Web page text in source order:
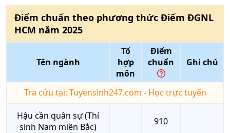
Điểm chuẩn theo phương thức Điểm ĐGNL
HCM năm 2025
Tên ngành
Tổ
hợp
môn
Điểm
chuẩn
Ghi chú
Tra cứu tại: Tuyensinh247.com - Học trực tuyến
Hậu cần quân sự (Thí
sinh Nam miền Bắc)
910